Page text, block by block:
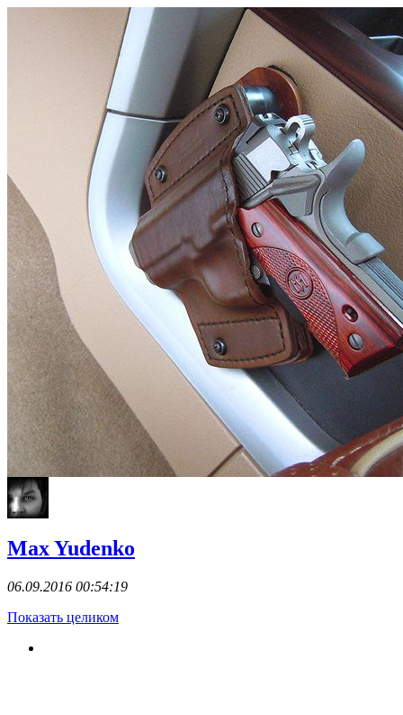
Max Yudenko
06.09.2016 00:54:19
Показать целиком